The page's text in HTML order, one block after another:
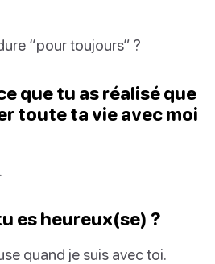
“pour toujours” ?
que tu as réalisé que
toute ta vie avec moi
es heureux(se) ?
quand je suis avec toi.